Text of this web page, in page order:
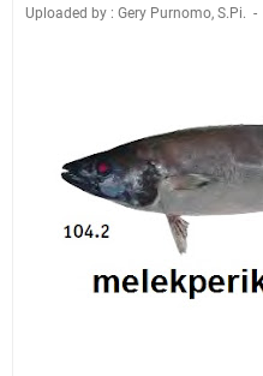
Uploaded by : Gery Purnomo, S.Pi.